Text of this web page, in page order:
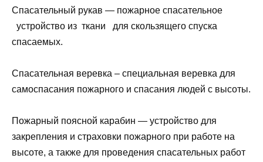
Спасательный рукав — пожарное спасательное
устройство из ткани для скользящего спуска
спасаемых.
Спасательная веревка – специальная веревка для
самоспасания пожарного и спасания людей с высоты.
Пожарный поясной карабин — устройство для
закрепления и страховки пожарного при работе на
высоте, а также для проведения спасательных работ